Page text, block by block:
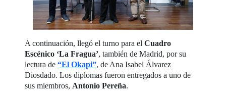
A continuación, llegó el turno para elCuadro
Escénico ‘La Fragua’, también de Madrid, por su
lectura de“El Okapi”, de Ana Isabel Álvarez
Diosdado. Los diplomas fueron entregados a uno de
sus miembros, Antonio Pereña.